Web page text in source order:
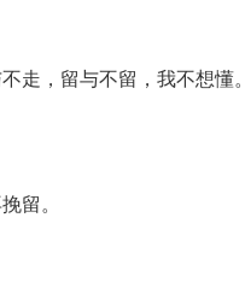
走，留与不留，我不想懂。
留。